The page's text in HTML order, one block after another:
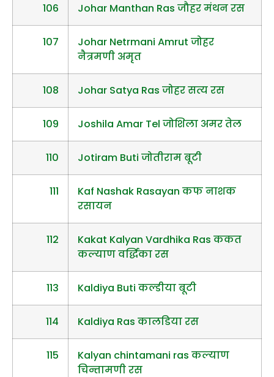
106 Johar Manthan Ras जौहर मंथन रस
107
Johar Netrmani Amrut जोहर
नैत्रमणी अमृत
108 Johar Satya Ras जोहर सत्य रस
109 Joshila Amar Tel जोशिला अमर तेल
110 Jotiram Buti जोतीराम बूटी
111
Kaf Nashak Rasayan कफ नाशक
रसायन
112
Kakat Kalyan Vardhika Ras ककत
कल्याण वर्द्धिका रस
113 Kaldiya Buti कल्डीया बूटी
114 Kaldiya Ras कालडिया रस
115
Kalyan chintamani ras कल्याण
चिन्तामणी रस